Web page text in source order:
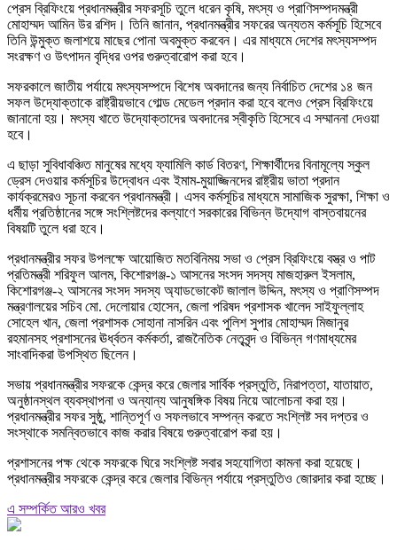
প্রেস ব্রিফিংয়ে প্রধানমন্ত্রীর সফরসূচি তুলে ধরেন কৃষি, মৎস্য ও প্রাণিসম্পদমন্ত্রী
মোহাম্মদ আমিন উর রশিদ। তিনি জানান, প্রধানমন্ত্রীর সফরের অন্যতম কর্মসূচি হিসেবে
তিনি উন্মুক্ত জলাশয়ে মাছের পোনা অবমুক্ত করবেন। এর মাধ্যমে দেশের মৎস্যসম্পদ
সংরক্ষণ ও উৎপাদন বৃদ্ধির ওপর গুরুত্বারোপ করা হবে।
সফরকালে জাতীয় পর্যায়ে মৎস্যসম্পদে বিশেষ অবদানের জন্য নির্বাচিত দেশের ১৪ জন
সফল উদ্যোক্তাকে রাষ্ট্রীয়ভাবে গোল্ড মেডেল প্রদান করা হবে বলেও প্রেস ব্রিফিংয়ে
জানানো হয়। মৎস্য খাতে উদ্যোক্তাদের অবদানের স্বীকৃতি হিসেবে এ সম্মাননা দেওয়া
হবে।
এ ছাড়া সুবিধাবঞ্চিত মানুষের মধ্যে ফ্যামিলি কার্ড বিতরণ, শিক্ষার্থীদের বিনামূল্যে স্কুল
ড্রেস দেওয়ার কর্মসূচির উদ্বোধন এবং ইমাম-মুয়াজ্জিনদের রাষ্ট্রীয় ভাতা প্রদান
কার্যক্রমেরও সূচনা করবেন প্রধানমন্ত্রী। এসব কর্মসূচির মাধ্যমে সামাজিক সুরক্ষা, শিক্ষা ও
ধর্মীয় প্রতিষ্ঠানের সঙ্গে সংশ্লিষ্টদের কল্যাণে সরকারের বিভিন্ন উদ্যোগ বাস্তবায়নের
বিষয়টি তুলে ধরা হবে।
প্রধানমন্ত্রীর সফর উপলক্ষে আয়োজিত মতবিনিময় সভা ও প্রেস ব্রিফিংয়ে বস্ত্র ও পাট
প্রতিমন্ত্রী শরিফুল আলম, কিশোরগঞ্জ-১ আসনের সংসদ সদস্য মাজহারুল ইসলাম,
কিশোরগঞ্জ-২ আসনের সংসদ সদস্য অ্যাডভোকেট জালাল উদ্দিন, মৎস্য ও প্রাণিসম্পদ
মন্ত্রণালয়ের সচিব মো. দেলোয়ার হোসেন, জেলা পরিষদ প্রশাসক খালেদ সাইফুল্লাহ
সোহেল খান, জেলা প্রশাসক সোহানা নাসরিন এবং পুলিশ সুপার মোহাম্মদ মিজানুর
রহমানসহ প্রশাসনের ঊর্ধ্বতন কর্মকর্তা, রাজনৈতিক নেতৃবৃন্দ ও বিভিন্ন গণমাধ্যমের
সাংবাদিকরা উপস্থিত ছিলেন।
সভায় প্রধানমন্ত্রীর সফরকে কেন্দ্র করে জেলার সার্বিক প্রস্তুতি, নিরাপত্তা, যাতায়াত,
অনুষ্ঠানস্থল ব্যবস্থাপনা ও অন্যান্য আনুষঙ্গিক বিষয় নিয়ে আলোচনা করা হয়।
প্রধানমন্ত্রীর সফর সুষ্ঠু, শান্তিপূর্ণ ও সফলভাবে সম্পন্ন করতে সংশ্লিষ্ট সব দপ্তর ও
সংস্থাকে সমন্বিতভাবে কাজ করার বিষয়ে গুরুত্বারোপ করা হয়।
প্রশাসনের পক্ষ থেকে সফরকে ঘিরে সংশ্লিষ্ট সবার সহযোগিতা কামনা করা হয়েছে।
প্রধানমন্ত্রীর সফরকে কেন্দ্র করে জেলার বিভিন্ন পর্যায়ে প্রস্তুতিও জোরদার করা হচ্ছে।
এ সম্পর্কিত আরও খবর